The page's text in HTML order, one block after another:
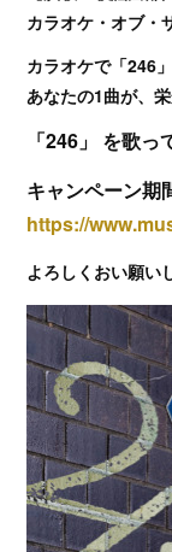
カラオケ・オブ
カラオケで「246
あなたの1曲が、栄
「246」 を歌
キャンペーン
https://
よろしくおい願い